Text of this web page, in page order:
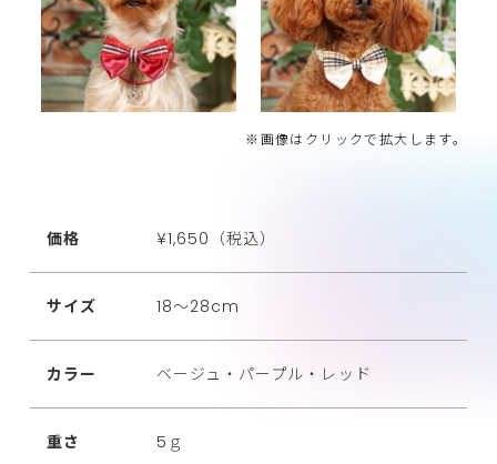
※画像はクリックで拡大します。
価格 ¥1,650（税込）
サイズ 18～28cm
カラー ベージュ・パープル・レッド
重さ 5ｇ